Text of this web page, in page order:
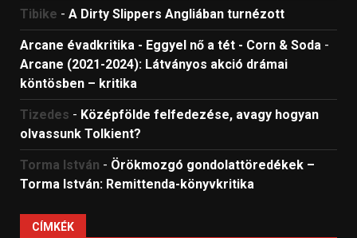
Tibike - A Dirty Slippers Angliában turnézott
Arcane évadkritika - Eggyel nő a tét - Corn & Soda -
Arcane (2021-2024): Látványos akció drámai
köntösben – kritika
Tizedes - Középfölde felfedezése, avagy hogyan
olvassunk Tolkient?
Torma István - Örökmozgó gondolattöredékek –
Torma István: Remittenda-könyvkritika
CÍMKÉK